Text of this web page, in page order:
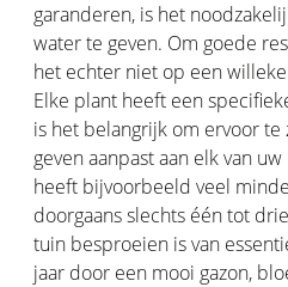
garanderen, is het
water te geven. Om goede
het echter niet op een
Elke plant heeft een
is het belangrijk om ervoor
geven aanpast aan elk van
heeft bijvoorbeeld veel
doorgaans slechts één tot
tuin besproeien is van
jaar door een mooi gazon,